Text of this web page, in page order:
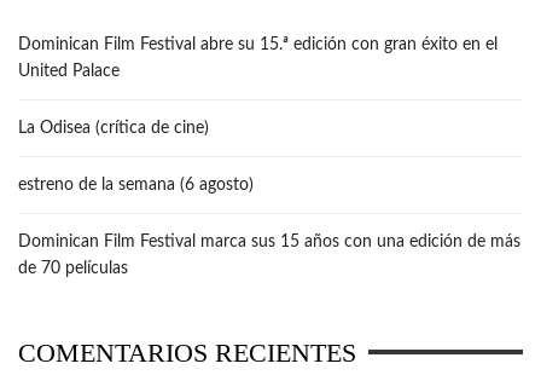
Dominican Film Festival abre su 15.ª edición con gran éxito en el
United Palace
La Odisea (crítica de cine)
estreno de la semana (6 agosto)
Dominican Film Festival marca sus 15 años con una edición de más
de 70 películas
COMENTARIOS RECIENTES